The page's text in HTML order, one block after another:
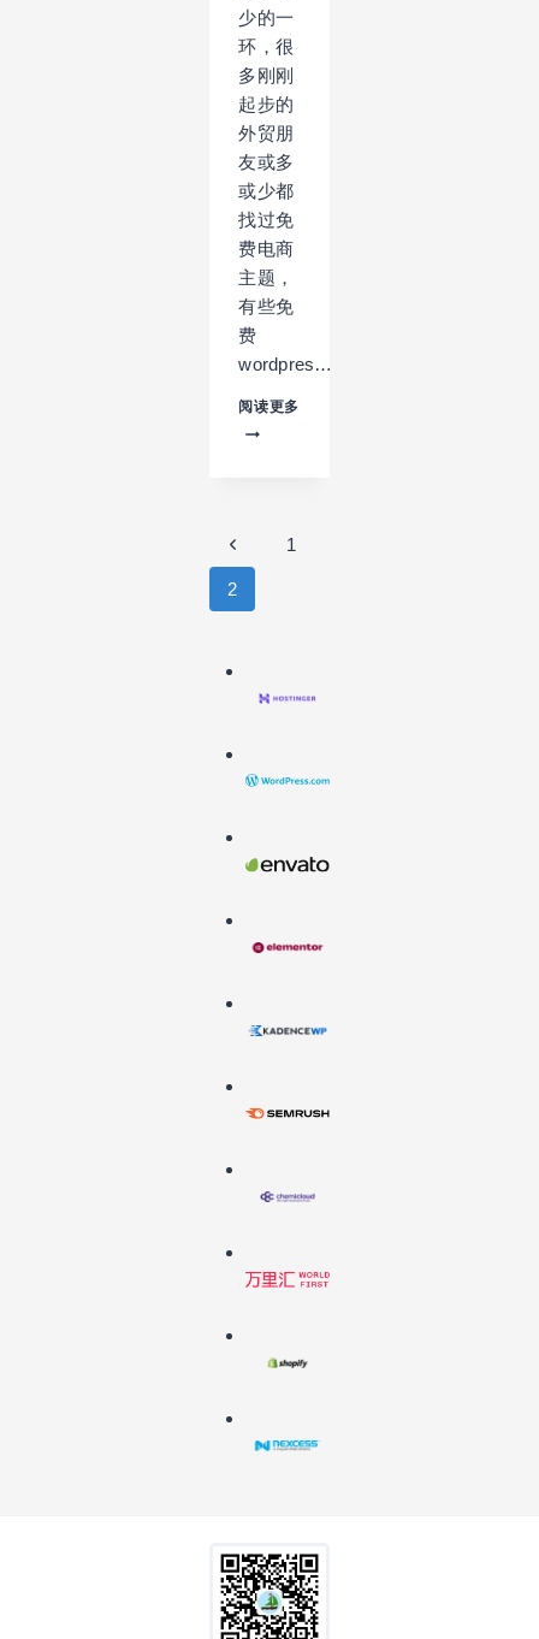
少的一
环，很
多刚刚
起步的
外贸朋
友或多
或少都
找过免
费电商
主题，
有些免
费
wordpres…
阅读更多
贸
页
面
导
上
一
1
2